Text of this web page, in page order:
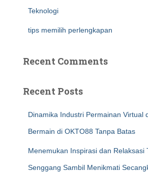
Teknologi
tips memilih perlengkapan
Recent Comments
Recent Posts
Dinamika Industri Permainan Virtual
Bermain di OKTO88 Tanpa Batas
Menemukan Inspirasi dan Relaksasi
Senggang Sambil Menikmati